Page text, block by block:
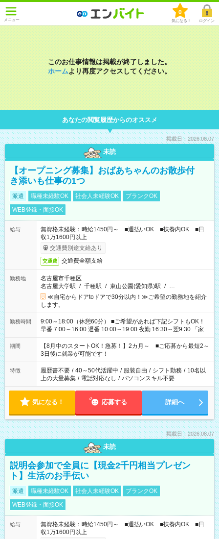
メニュー
0
気になる！ ログイン
このお仕事情報は掲載が終了しました。
ホームより再度アクセスしてください。
あなたの閲覧履歴からのオススメ
掲載日：2026.08.07
未読
【オープニング募集】おばあちゃんのお散歩付
き添いも仕事の1つ
派遣 職種未経験OK 社会人未経験OK
ブランクOK
WEB登録・面接OK
給与
無資格未経験：時給1450円～ ■週払いOK ■扶養内OK ■日
収1万1600円以上
交通費別途支給あり
交通費 交通費全額支給
勤務地
名古屋市千種区
名古屋大学駅 / 千種駅 / 東山公園(愛知県)駅 / …
≪自宅からドアtoドアで30分以内！≫ご希望の勤務地を紹介
します。
勤務時間
9:00～18:00（休憩60分） ■ご希望があれば下記シフトもOK！
早番 7:00～16:00 遅番 10:00～19:00 夜勤 16:30～翌9:30 「家族
と休みを合わせたい」 「余裕を持って夕飯の準備がしたい」
「できれば残業はしたくない」 など、ご希望を教えてください
ね。 ※Wワーク希望の方へ 今ご覧のお仕事で希望する勤務時間
と、もう1つのお仕事の勤務時間。 合計で週40時間を超える場
合は応募できません。
期間
【8月中のスタートOK！急募！】2カ月～ ■ご応募から最短2～
3日後に就業が可能です！
特徴 履歴書不要 / 40～50代活躍中 / 服装自由 / シフト勤務 / 10名以
上の大量募集 / 電話対応なし / パソコンスキル不要
気になる！ 応募する 詳細へ
掲載日：2026.08.07
未読
説明会参加で全員に【現金2千円相当プレゼン
ト】生活のお手伝い
派遣 職種未経験OK 社会人未経験OK
ブランクOK
WEB登録・面接OK
給与
無資格未経験：時給1450円～ ■週払いOK ■扶養内OK ■日
収1万1600円以上